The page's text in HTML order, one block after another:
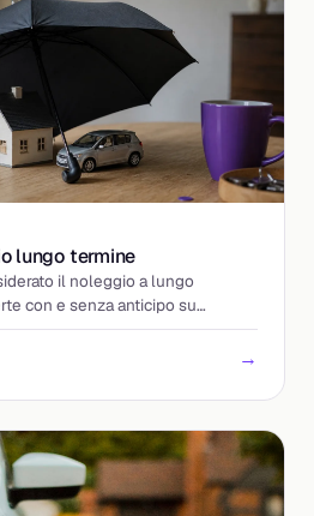
lungo termine
il noleggio a lungo
con e senza anticipo su
→